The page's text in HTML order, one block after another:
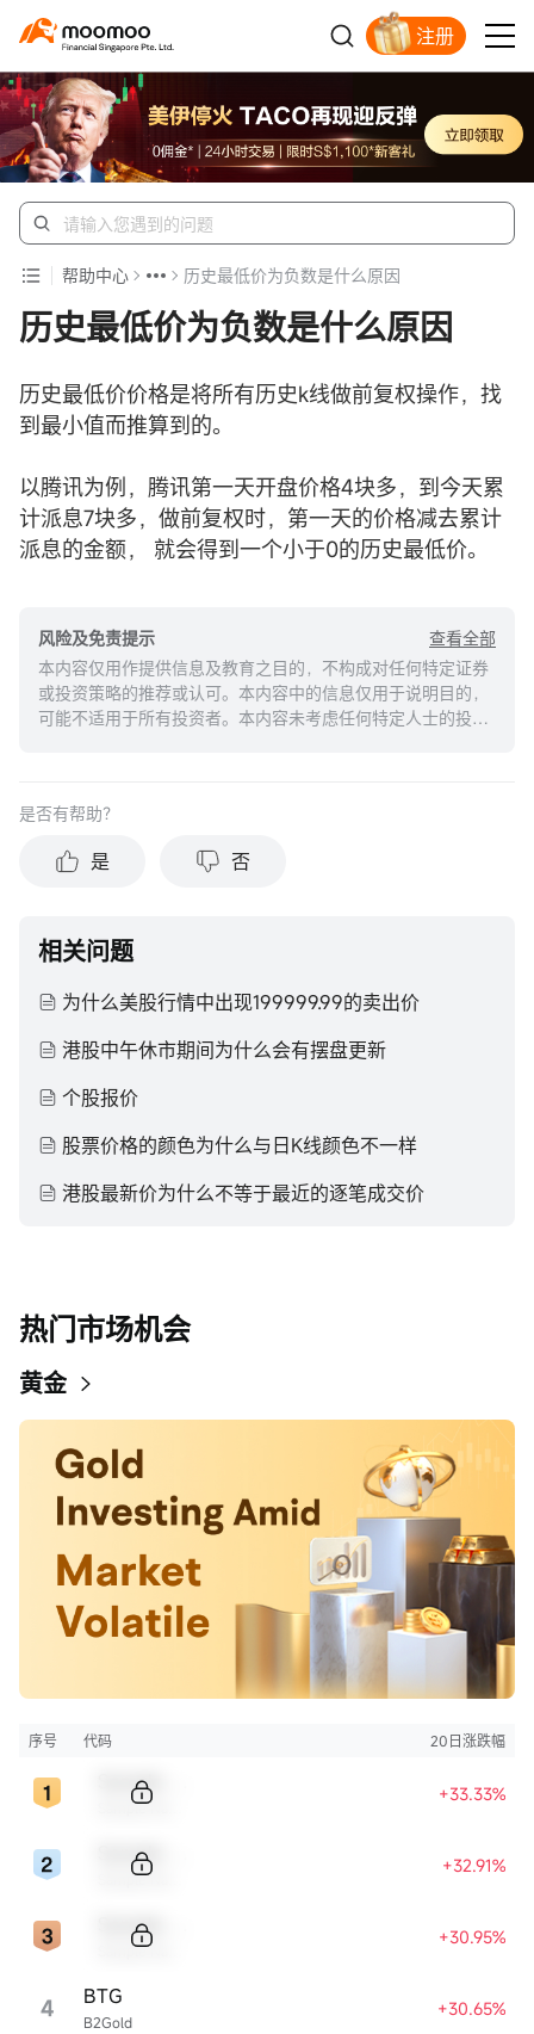
注册
帮助中心 历史最低价为负数是什么原因
历史最低价为负数是什么原因
历史最低价价格是将所有历史k线做前复权操作，找
到最小值而推算到的。
以腾讯为例，腾讯第一天开盘价格4块多，到今天累
计派息7块多，做前复权时，第一天的价格减去累计
派息的金额， 就会得到一个小于0的历史最低价。
风险及免责提示
查看全部
本内容仅用作提供信息及教育之目的，不构成对任何特定证券
或投资策略的推荐或认可。本内容中的信息仅用于说明目的，
可能不适用于所有投资者。本内容未考虑任何特定人士的投资
结果。投资涉及风险和损失本金的可能性。moomoo对上述内
任何陈述或保证。
是否有帮助？
是 否
相关问题
为什么美股行情中出现199999.99的卖出价
港股中午休市期间为什么会有摆盘更新
个股报价
股票价格的颜色为什么与日K线颜色不一样
港股最新价为什么不等于最近的逐笔成交价
热门市场机会
黄金
序号 代码 20日涨跌幅
+33.33%
+32.91%
+30.95%
4 B2Gold
BTG +30.65%